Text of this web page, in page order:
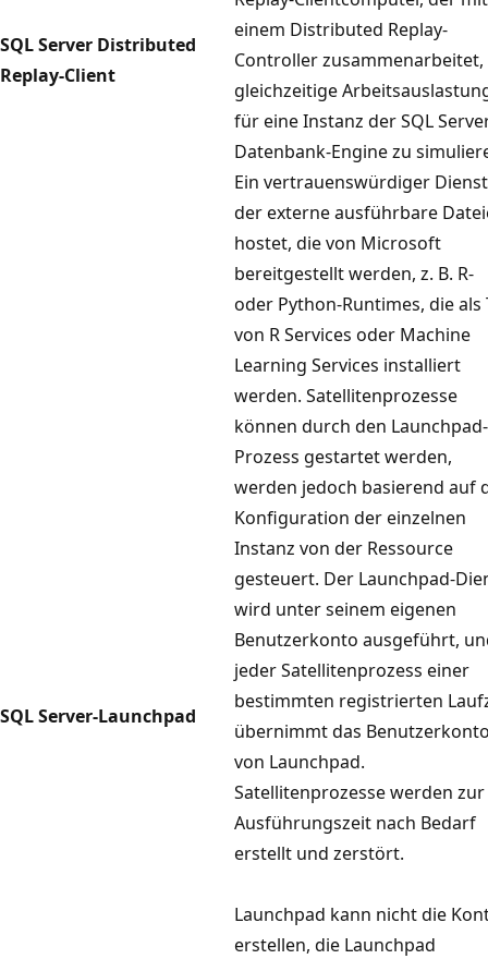
SQL Server Distributed
Replay-Client
einem Distributed Replay-
Controller
gleichzeitige
für eine Instanz der SQL
Datenbank-Engine zu
SQL Server-Launchpad
Ein vertrauenswürdiger
der externe ausführbare
hostet, die von Microsoft
bereitgestellt werden, z. B. R-
oder Python-Runtimes, die als
von R Services oder Machine
Learning Services installiert
werden. Satellitenprozesse
können durch den Launchpad-
Prozess gestartet werden,
werden jedoch basierend auf
Konfiguration der einzelnen
Instanz von der Ressource
gesteuert. Der Launchpad-
wird unter seinem eigenen
Benutzerkonto ausgeführt,
jeder Satellitenprozess einer
bestimmten registrierten
übernimmt das
von Launchpad.
Satellitenprozesse werden zur
Ausführungszeit nach Bedarf
erstellt und zerstört.
Launchpad kann nicht die
erstellen, die Launchpad